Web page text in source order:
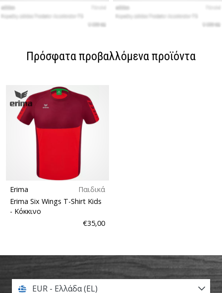
Πρόσφατα προβαλλόμενα προϊόντα
Erima
Παιδικά
Erima Six Wings T-Shirt Kids
- Κόκκινο
€35,00
EUR - Ελλάδα (EL)